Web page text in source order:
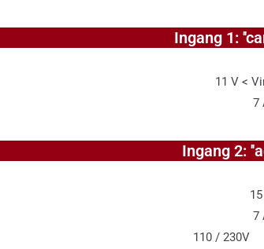
Ingang 1:
11 V < Vin <
7
Ingang 2:
15
7
110 / 230V 50/